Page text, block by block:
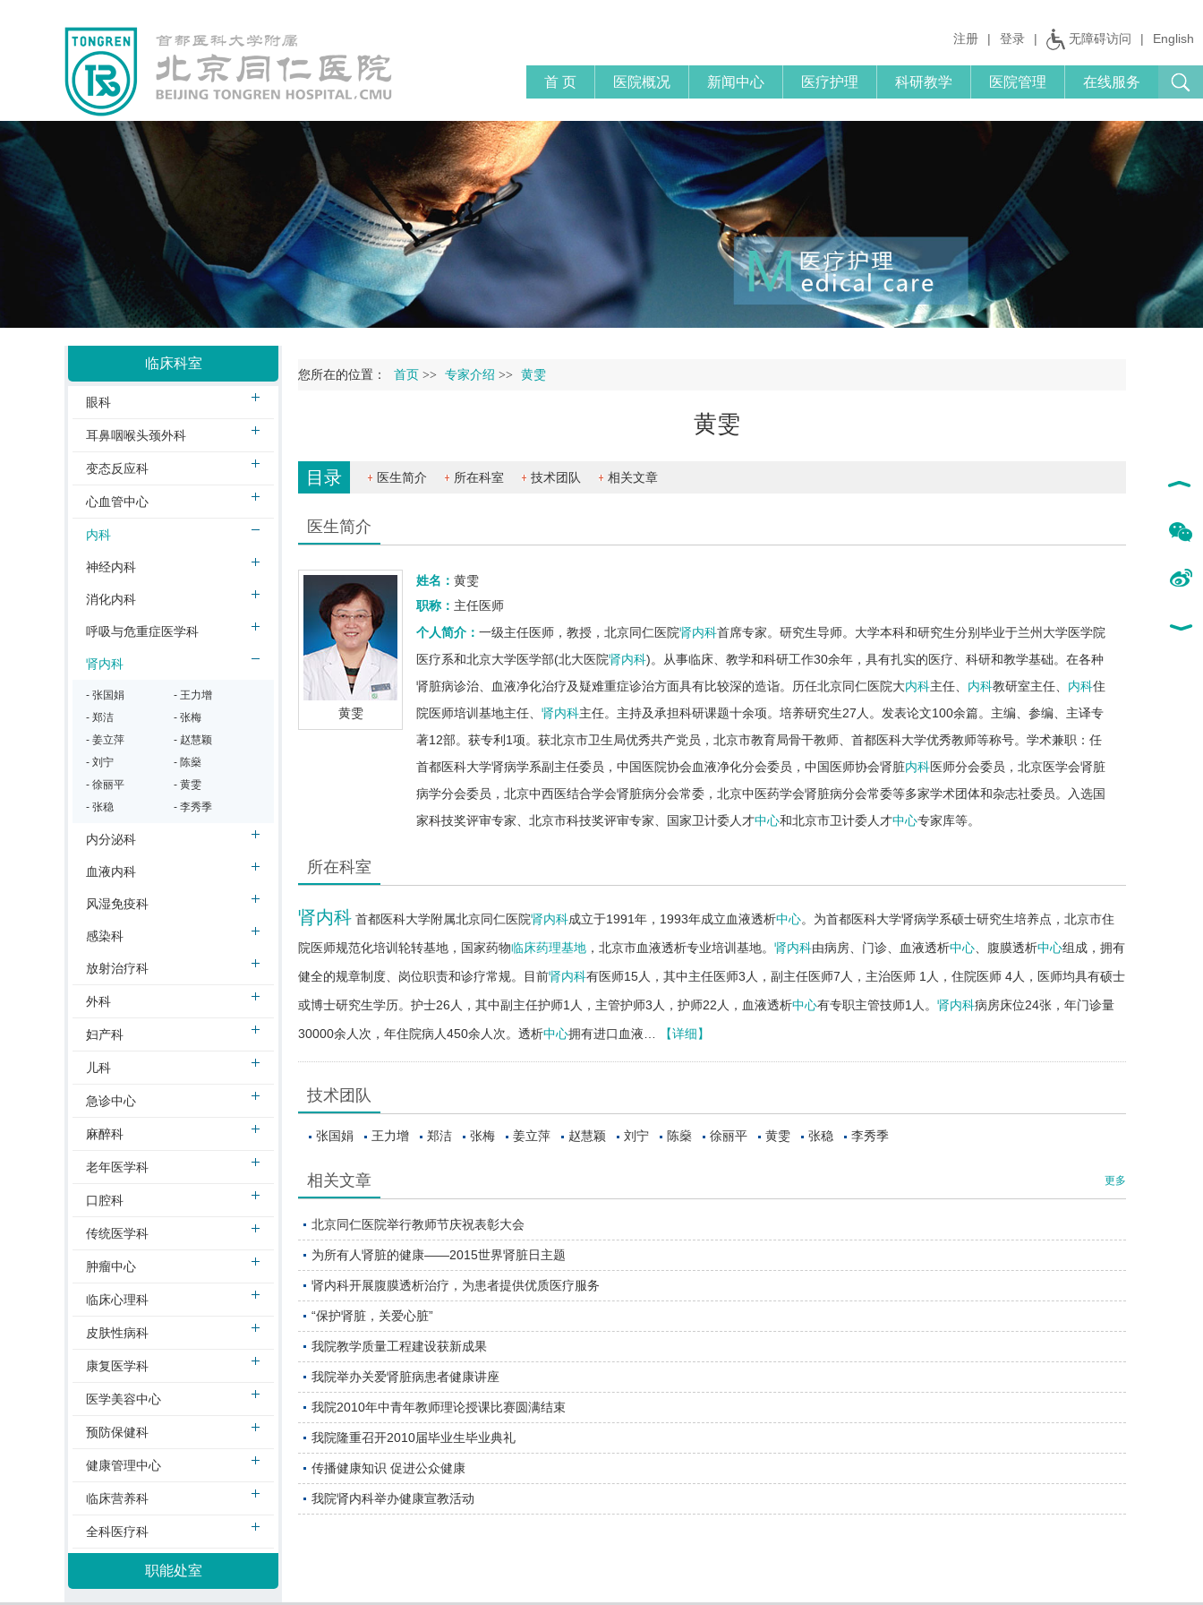
注册 | 登录 | 无障碍访问 | English
首 页 医院概况 新闻中心 医疗护理 科研教学 医院管理 在线服务
您所在的位置： 首页 >> 专家介绍 >> 黄雯
黄雯
目录 医生简介 所在科室 技术团队 相关文章
医生简介
黄雯
姓名： 黄雯
职称： 主任医师
个人简介： 一级主任医师，教授，北京同仁医院肾内科首席专家。研究生导师。大学本科和研究生分别毕业于兰州大学医学院
医疗系和北京大学医学部(北大医院肾内科)。从事临床、教学和科研工作30余年，具有扎实的医疗、科研和教学基础。在各种
肾脏病诊治、血液净化治疗及疑难重症诊治方面具有比较深的造诣。历任北京同仁医院大内科主任、 内科教研室主任、 内科住
院医师培训基地主任、 肾内科主任。主持及承担科研课题十余项。培养研究生27人。发表论文100余篇。主编、参编、主译专
著12部。获专利1项。获北京市卫生局优秀共产党员，北京市教育局骨干教师、首都医科大学优秀教师等称号。学术兼职：任
首都医科大学肾病学系副主任委员，中国医院协会血液净化分会委员，中国医师协会肾脏内科医师分会委员，北京医学会肾脏
病学分会委员，北京中西医结合学会肾脏病分会常委，北京中医药学会肾脏病分会常委等多家学术团体和杂志社委员。入选国
家科技奖评审专家、北京市科技奖评审专家、国家卫计委人才中心和北京市卫计委人才中心专家库等。
所在科室
肾内科 首都医科大学附属北京同仁医院肾内科成立于1991年，1993年成立血液透析中心。为首都医科大学肾病学系硕士研究生培养点，北京市住
院医师规范化培训轮转基地，国家药物临床药理基地 ，北京市血液透析专业培训基地。 肾内科由病房、门诊、血液透析中心 、腹膜透析中心组成，拥有
健全的规章制度、岗位职责和诊疗常规。目前肾内科有医师15人，其中主任医师3人，副主任医师7人，主治医师 1人，住院医师 4人，医师均具有硕士
或博士研究生学历。护士26人，其中副主任护师1人，主管护师3人，护师22人，血液透析中心有专职主管技师1人。 肾内科病房床位24张，年门诊量
30000余人次，年住院病人450余人次。透析中心拥有进口血液… 【详细】
技术团队
张国娟 王力增 郑洁 张梅 姜立萍 赵慧颖 刘宁 陈燊 徐丽平 黄雯 张稳 李秀季
更多
相关文章
北京同仁医院举行教师节庆祝表彰大会
为所有人肾脏的健康——2015世界肾脏日主题
肾内科开展腹膜透析治疗，为患者提供优质医疗服务
“保护肾脏，关爱心脏”
我院教学质量工程建设获新成果
我院举办关爱肾脏病患者健康讲座
我院2010年中青年教师理论授课比赛圆满结束
我院隆重召开2010届毕业生毕业典礼
传播健康知识 促进公众健康
我院肾内科举办健康宣教活动
临床科室
眼科
耳鼻咽喉头颈外科
变态反应科
心血管中心
内科
神经内科
消化内科
呼吸与危重症医学科
肾内科
- 张国娟
- 王力增
- 郑洁
- 张梅
- 姜立萍
- 赵慧颖
- 刘宁
- 陈燊
- 徐丽平
- 黄雯
- 张稳
- 李秀季
内分泌科
血液内科
风湿免疫科
感染科
放射治疗科
外科
妇产科
儿科
急诊中心
麻醉科
老年医学科
口腔科
传统医学科
肿瘤中心
临床心理科
皮肤性病科
康复医学科
医学美容中心
预防保健科
健康管理中心
临床营养科
全科医疗科
职能处室